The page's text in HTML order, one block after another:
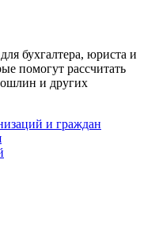
бухгалтера, юриста и
помогут рассчитать
и других
и граждан